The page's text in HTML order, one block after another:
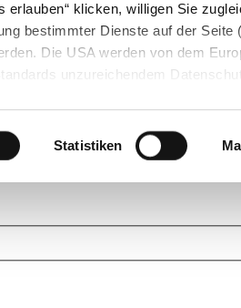
klicken, willigen Sie
bestimmter Dienste auf der Seite
Die USA werden von dem
unzureichendem
Statistiken
und helfen Sie mit Ihrem Wissen